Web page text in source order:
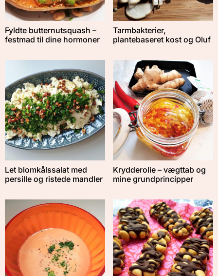
Fyldte butternutsquash –
festmad til dine hormoner
Tarmbakterier,
plantebaseret kost og Oluf
Let blomkålssalat med
persille og ristede mandler
Krydderolie – vægttab og
mine grundprincipper